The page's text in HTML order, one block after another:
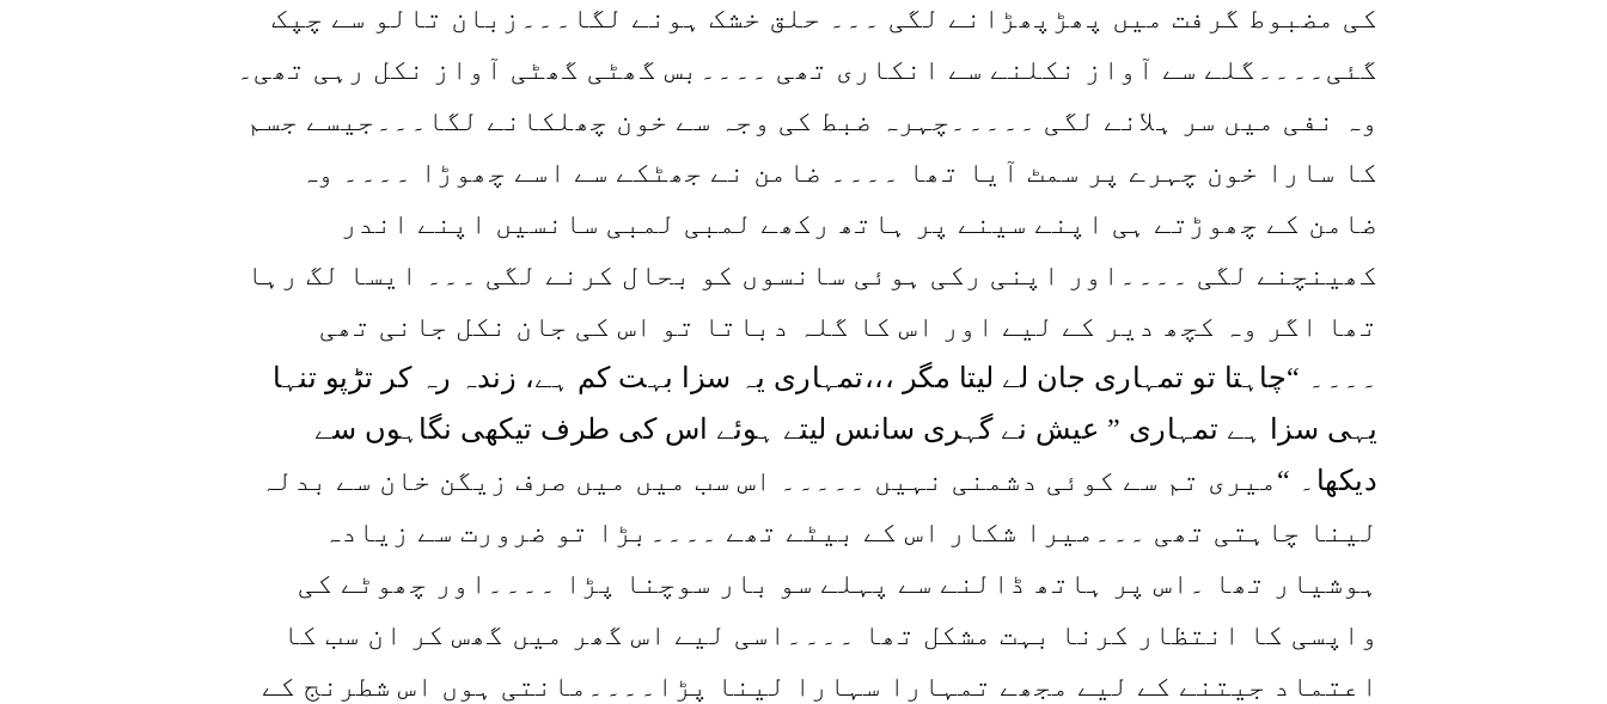
کی مضبوط گرفت میں پھڑپھڑانے لگی ۔۔۔ حلق خشک ہونے لگا۔۔۔زبان تالو سے چپک
گئی۔۔۔۔گلے سے آواز نکلنے سے انکاری تھی ۔۔۔۔بس گھٹی گھٹی آواز نکل رہی تھی۔
وہ نفی میں سر ہلانے لگی ۔۔۔۔۔چہرہ ضبط کی وجہ سے خون چھلکانے لگا۔۔۔جیسے جسم
کا سارا خون چہرے پر سمٹ آیا تھا ۔۔۔۔ ضامن نے جھٹکے سے اسے چھوڑا ۔۔۔۔ وہ
ضامن کے چھوڑتے ہی اپنے سینے پر ہاتھ رکھے لمبی لمبی سانسیں اپنے اندر
کھینچنے لگی ۔۔۔۔اور اپنی رکی ہوئی سانسوں کو بحال کرنے لگی ۔۔۔ ایسا لگ رہا
تھا اگر وہ کچھ دیر کے لیے اور اس کا گلہ دباتا تو اس کی جان نکل جانی تھی
۔۔۔۔ “چاہتا تو تمہاری جان لے لیتا مگر ،،،تمہاری یہ سزا بہت کم ہے، زندہ رہ کر تڑپو تنہا
یہی سزا ہے تمہاری ” عیش نے گہری سانس لیتے ہوئے اس کی طرف تیکھی نگاہوں سے
دیکھا۔ “میری تم سے کوئی دشمنی نہیں ۔۔۔۔۔ اس سب میں میں صرف زیگن خان سے بدلہ
لینا چاہتی تھی ۔۔۔میرا شکار اس کے بیٹے تھے ۔۔۔۔بڑا تو ضرورت سے زیادہ
ہوشیار تھا ۔اس پر ہاتھ ڈالنے سے پہلے سو بار سوچنا پڑا ۔۔۔۔اور چھوٹے کی
واپسی کا انتظار کرنا بہت مشکل تھا ۔۔۔۔اسی لیے اس گھر میں گھس کر ان سب کا
اعتماد جیتنے کے لیے مجھے تمہارا سہارا لینا پڑا۔۔۔۔مانتی ہوں اس شطرنج کے